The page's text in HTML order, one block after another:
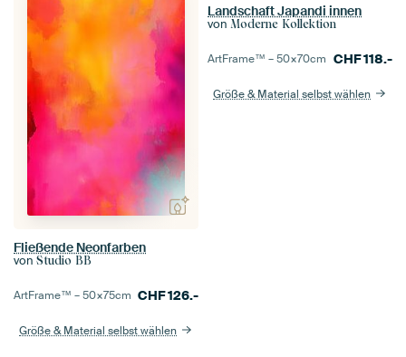
Fließende Neonfarben
von Studio BB
ArtFrame™ –50×75cm CHF126.-
Größe & Material selbst wählen
Landschaft Japandi innen
von Moderne Kollektion
ArtFrame™ –50×70cm CHF118.-
Größe & Material selbst wählen